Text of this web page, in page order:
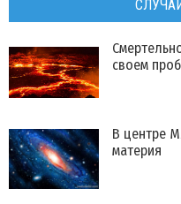
своем
В центре
материя